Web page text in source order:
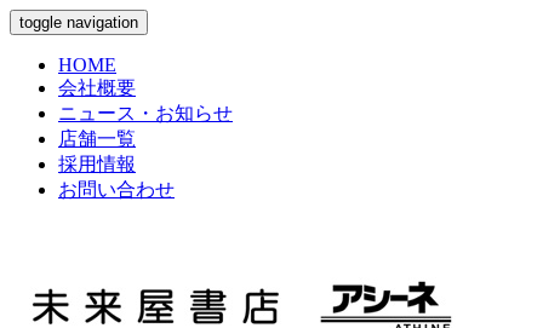
toggle navigation
HOME
会社概要
ニュース・お知らせ
店舗一覧
採用情報
お問い合わせ